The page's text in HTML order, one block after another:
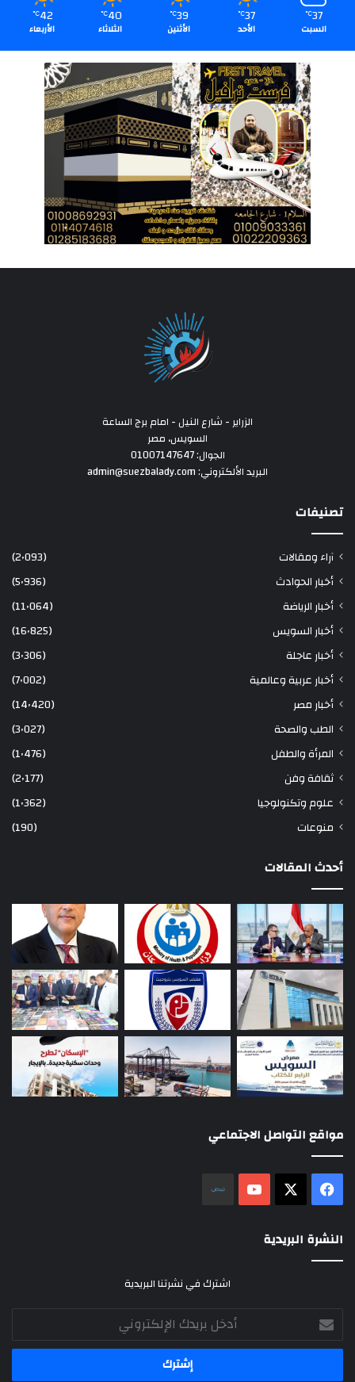
37
℃
السبت
37
℃
الأحد
39
℃
الأثنين
40
℃
الثلاثاء
42
℃
الأربعاء
الزراير - شارع النيل - امام برج الساعة
السويس، مصر
الجوال: 01007147647
البريد الألكتروني: admin@suezbalady.com
تصنيفات
آراء ومقالات
(2٬093)
أخبار الحوادث
(5٬936)
أخبار الرياضة
(11٬064)
أخبار السويس
(16٬825)
أخبار عاجلة
(3٬306)
أخبار عربية وعالمية
(7٬002)
أخبار مصر
(14٬420)
الطب والصحة
(3٬027)
المرأة والطفل
(1٬476)
ثقافة وفن
(2٬177)
علوم وتكنولوجيا
(1٬362)
منوعات
(190)
أحدث المقالات
مواقع التواصل الاجتماعي
فيسبوك ‫YouTube
النشرة البريدية
اشترك في نشرتنا البريدية
أدخل
بريدك
الإلكتروني